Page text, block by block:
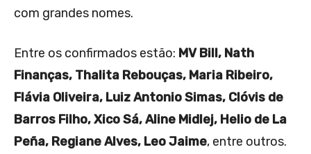
com grandes nomes.
Entre os confirmados estão: MV Bill, Nath
Finanças, Thalita Rebouças, Maria Ribeiro,
Flávia Oliveira, Luiz Antonio Simas, Clóvis de
Barros Filho, Xico Sá, Aline Midlej, Helio de La
Peña, Regiane Alves, Leo Jaime, entre outros.